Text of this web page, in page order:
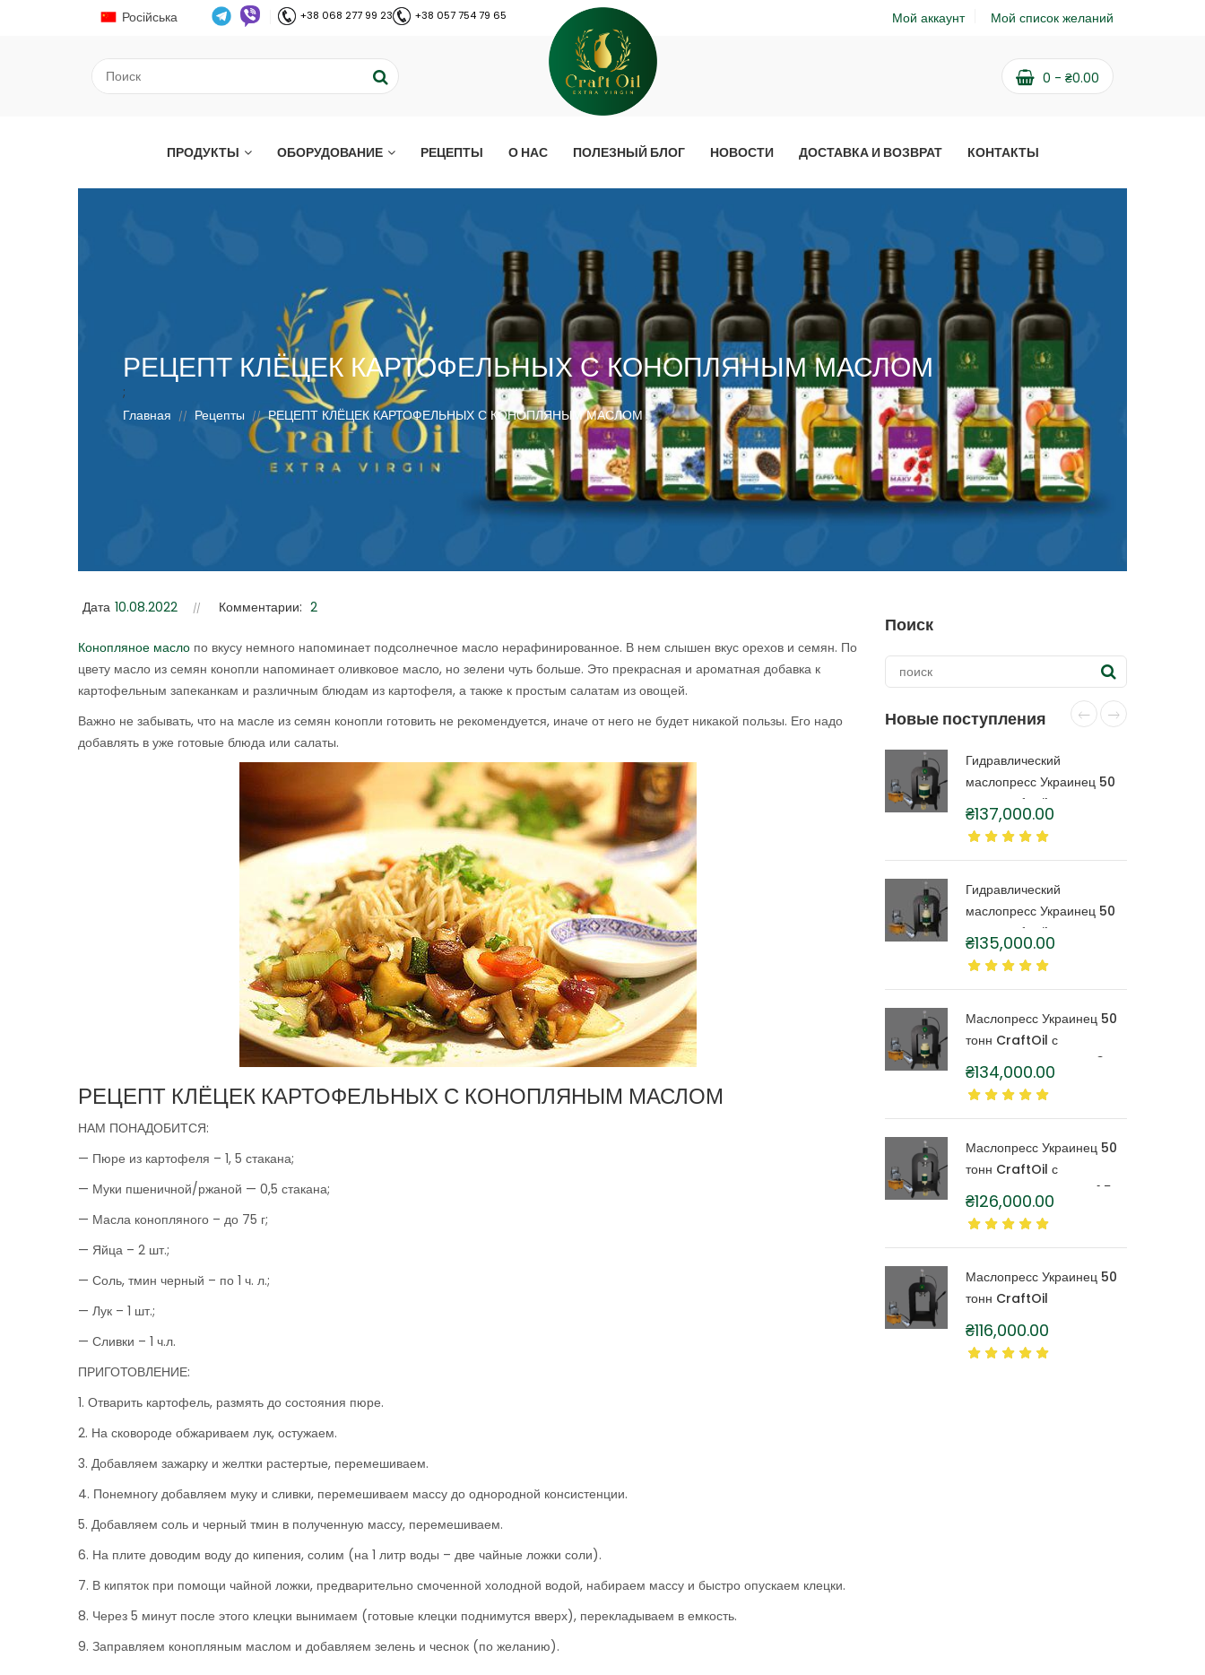
Російська +38 068 277 99 23 +38 057 754 79 65 Мой аккаунт Мой список желаний
0 - ₴0.00
ПРОДУКТЫ ОБОРУДОВАНИЕ РЕЦЕПТЫ О НАС ПОЛЕЗНЫЙ БЛОГ НОВОСТИ ДОСТАВКА И ВОЗВРАТ КОНТАКТЫ
РЕЦЕПТ КЛЁЦЕК КАРТОФЕЛЬНЫХ С КОНОПЛЯНЫМ МАСЛОМ
;
Главная
// Рецепты // РЕЦЕПТ КЛЁЦЕК КАРТОФЕЛЬНЫХ С КОНОПЛЯНЫМ МАСЛОМ
Дата 10.08.2022 Комментарии: 2
Конопляное масло по вкусу немного напоминает подсолнечное масло нерафинированное. В нем слышен вкус орехов и семян. По
цвету масло из семян конопли напоминает оливковое масло, но зелени чуть больше. Это прекрасная и ароматная добавка к
картофельным запеканкам и различным блюдам из картофеля, а также к простым салатам из овощей.
Важно не забывать, что на масле из семян конопли готовить не рекомендуется, иначе от него не будет никакой пользы. Его надо
добавлять в уже готовые блюда или салаты.
РЕЦЕПТ КЛЁЦЕК КАРТОФЕЛЬНЫХ С КОНОПЛЯНЫМ МАСЛОМ
НАМ ПОНАДОБИТСЯ:
— Пюре из картофеля – 1, 5 стакана;
— Муки пшеничной/ржаной — 0,5 стакана;
— Масла конопляного – до 75 г;
— Яйца – 2 шт.;
— Соль, тмин черный – по 1 ч. л.;
— Лук – 1 шт.;
— Сливки – 1 ч.л.
ПРИГОТОВЛЕНИЕ:
1. Отварить картофель, размять до состояния пюре.
2. На сковороде обжариваем лук, остужаем.
3. Добавляем зажарку и желтки растертые, перемешиваем.
4. Понемногу добавляем муку и сливки, перемешиваем массу до однородной консистенции.
5. Добавляем соль и черный тмин в полученную массу, перемешиваем.
6. На плите доводим воду до кипения, солим (на 1 литр воды – две чайные ложки соли).
7. В кипяток при помощи чайной ложки, предварительно смоченной холодной водой, набираем массу и быстро опускаем клецки.
8. Через 5 минут после этого клецки вынимаем (готовые клецки поднимутся вверх), перекладываем в емкость.
9. Заправляем конопляным маслом и добавляем зелень и чеснок (по желанию).
Поиск
Новые поступления
Гидравлический
маслопресс Украинец 50
тонн CraftOil с
капролоновой бочкой 6
литров
₴137,000.00
Гидравлический
маслопресс Украинец 50
тонн CraftOil с
капролоновой бочкой 4
литра
₴135,000.00
Маслопресс Украинец 50
тонн CraftOil с
капролоновой бочкой 3
литра
₴134,000.00
Маслопресс Украинец 50
тонн CraftOil с
капролоновой бочкой 1,5
литра
₴126,000.00
Маслопресс Украинец 50
тонн CraftOil
₴116,000.00